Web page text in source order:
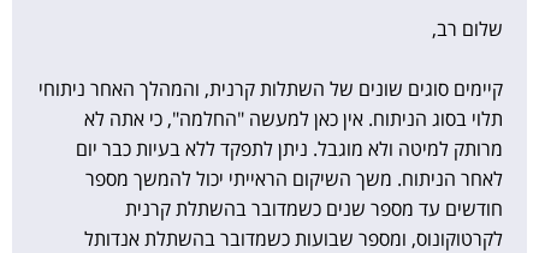
שלום רב,
קיימים סוגים שונים של השתלות קרנית, והמהלך האחר ניתוחי
תלוי בסוג הניתוח. אין כאן למעשה "החלמה", כי אתה לא
מרותק למיטה ולא מוגבל. ניתן לתפקד ללא בעיות כבר יום
לאחר הניתוח. משך השיקום הראייתי יכול להמשך מספר
חודשים עד מספר שנים כשמדובר בהשתלת קרנית
לקרטוקונוס, ומספר שבועות כשמדובר בהשתלת אנדותל